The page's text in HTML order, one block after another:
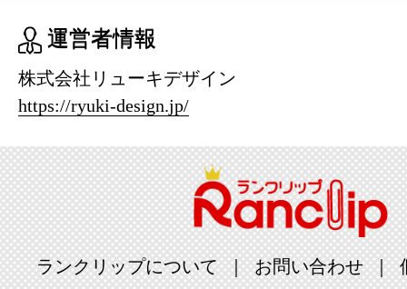
運営者情報
株式会社リューキデザイン
https://ryuki-design.jp/
ランクリップについて お問い合わせ